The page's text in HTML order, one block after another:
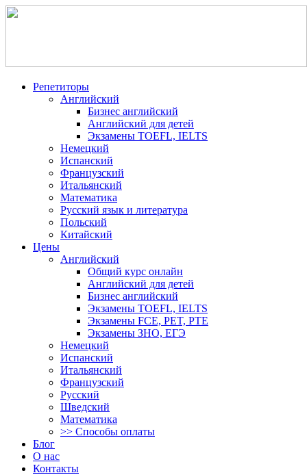
Репетиторы
Английский
Бизнес английский
Английский для детей
Экзамены TOEFL, IELTS
Немецкий
Испанский
Французский
Итальянский
Математика
Русский язык и литература
Польский
Китайский
Цены
Английский
Общий курс онлайн
Английский для детей
Бизнес английский
Экзамены TOEFL, IELTS
Экзамены FCE, PET, PTE
Экзамены ЗНО, ЕГЭ
Немецкий
Испанский
Итальянский
Французский
Русский
Шведский
Математика
>> Способы оплаты
Блог
О нас
Контакты